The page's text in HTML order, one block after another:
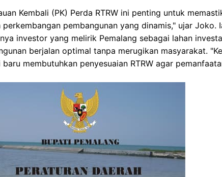
Kembali (PK) Perda RTRW ini penting untuk
perkembangan pembangunan yang dinamis," ujar Joko.
investor yang melirik Pemalang sebagai lahan
berjalan optimal tanpa merugikan masyarakat.
baru membutuhkan penyesuaian RTRW agar